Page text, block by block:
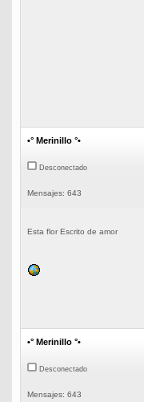
•° Merinillo °•
Desconectado
Mensajes: 643
Esta flor Escrito de amor
•° Merinillo °•
Desconectado
Mensajes: 643